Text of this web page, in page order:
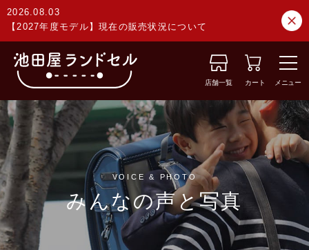
2026.08.03
【2027年度モデル】現在の販売状況について
店舗一覧 カート メニュー
VOICE & PHOTO
みんなの声と写真